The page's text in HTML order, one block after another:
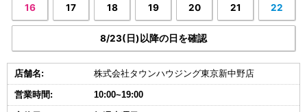
16 17 18 19 20 21 22
8/23(日)以降の日を確認
店舗名: 株式会社タウンハウジング東京新中野店
営業時間: 10:00~19:00